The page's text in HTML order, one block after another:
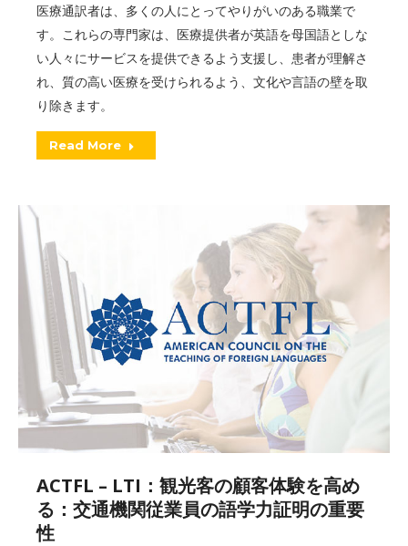
医療通訳者は、多くの人にとってやりがいのある職業で
す。これらの専門家は、医療提供者が英語を母国語としな
い人々にサービスを提供できるよう支援し、患者が理解さ
れ、質の高い医療を受けられるよう、文化や言語の壁を取
り除きます。
Read More
ACTFL – LTI：観光客の顧客体験を高め
る：交通機関従業員の語学力証明の重要
性